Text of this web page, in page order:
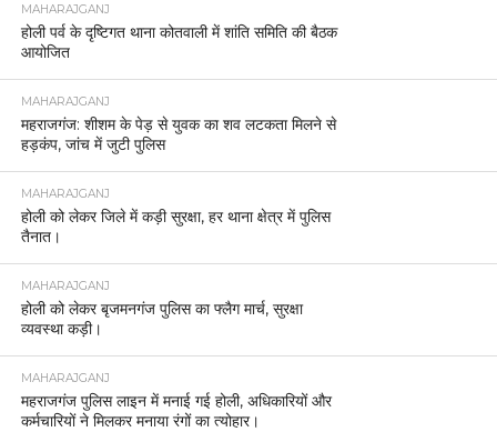
MAHARAJGANJ
होली पर्व के दृष्टिगत थाना कोतवाली में शांति समिति की बैठक
आयोजित
MAHARAJGANJ
महराजगंज: शीशम के पेड़ से युवक का शव लटकता मिलने से
हड़कंप, जांच में जुटी पुलिस
MAHARAJGANJ
होली को लेकर जिले में कड़ी सुरक्षा, हर थाना क्षेत्र में पुलिस
तैनात।
MAHARAJGANJ
होली को लेकर बृजमनगंज पुलिस का फ्लैग मार्च, सुरक्षा
व्यवस्था कड़ी।
MAHARAJGANJ
महराजगंज पुलिस लाइन में मनाई गई होली, अधिकारियों और
कर्मचारियों ने मिलकर मनाया रंगों का त्योहार।